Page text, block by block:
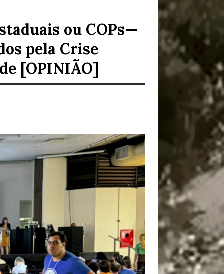
ou COPs—
pela Crise
[OPINIÃO]